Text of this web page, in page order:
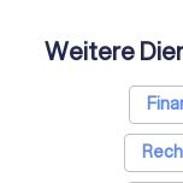
Weitere